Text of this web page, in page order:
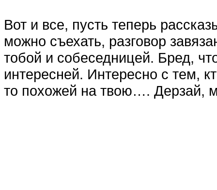
Вот и все, пусть теперь
можно съехать, разговор
тобой и собеседницей. Бред,
интересней. Интересно с тем,
то похожей на твою…. Дерзай,